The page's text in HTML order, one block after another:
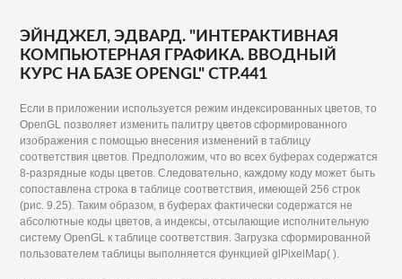
ЭЙНДЖЕЛ, ЭДВАРД. "ИНТЕРАКТИВНАЯ
КОМПЬЮТЕРНАЯ ГРАФИКА. ВВОДНЫЙ
КУРС НА БАЗЕ OPENGL" СТР.441
Если в приложении используется режим индексированных цветов, то
OpenGL позволяет изменить палитру цветов сформированного
изображения с помощью внесения изменений в таблицу
соответствия цветов. Предположим, что во всех буферах содержатся
8-разрядные коды цветов. Следовательно, каждому коду может быть
сопоставлена строка в таблице соответствия, имеющей 256 строк
(рис. 9.25). Таким образом, в буферах фактически содержатся не
абсолютные коды цветов, а индексы, отсылающие исполнительную
систему OpenGL к таблице соответствия. Загрузка сформированной
пользователем таблицы выполняется функцией glPixelMap( ).